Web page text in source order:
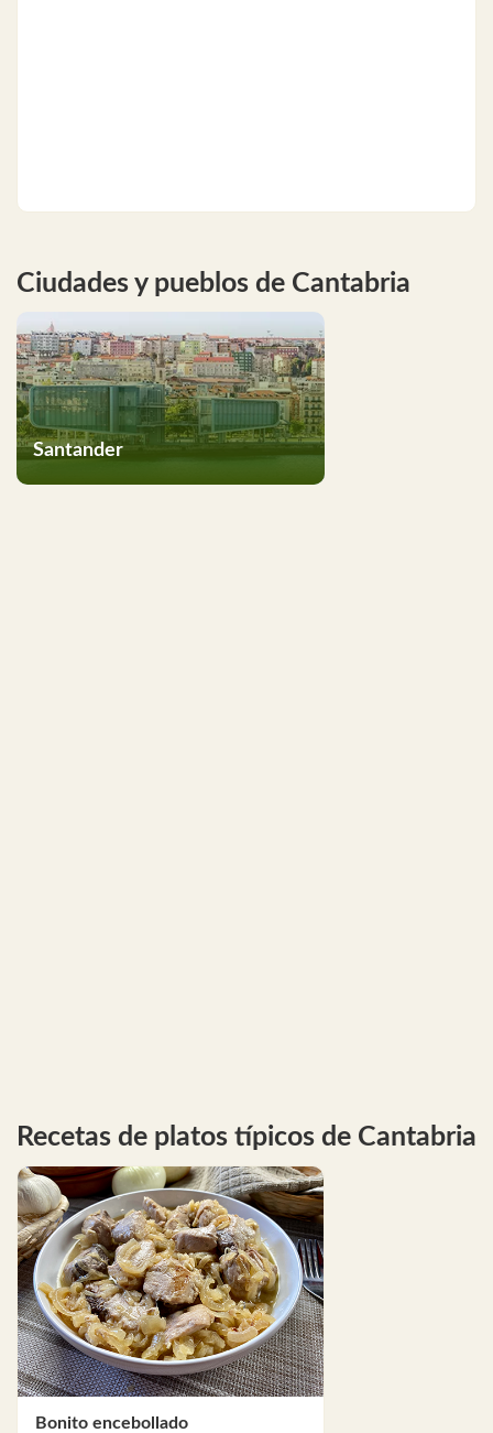
Ciudades y pueblos de Cantabria
Santander
Recetas de platos típicos de Cantabria
Bonito encebollado